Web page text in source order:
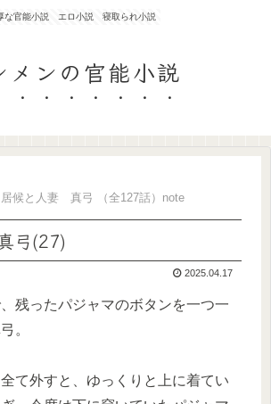
な官能小説 エロ小説 寝取られ小説
メンの官能小説
居候と人妻 真弓 （全127話）note
弓(27)
2025.04.17
残ったパジャマのボタンを一つ一
。
て外すと、ゆっくりと上に着てい